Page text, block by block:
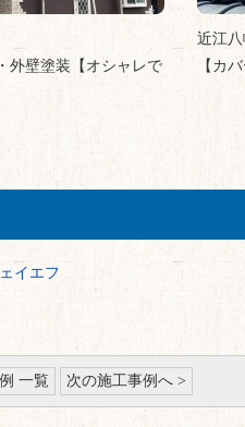
外壁塗装【オシャレで
近江
【カ
イエフ
一覧 次の施工事例へ >